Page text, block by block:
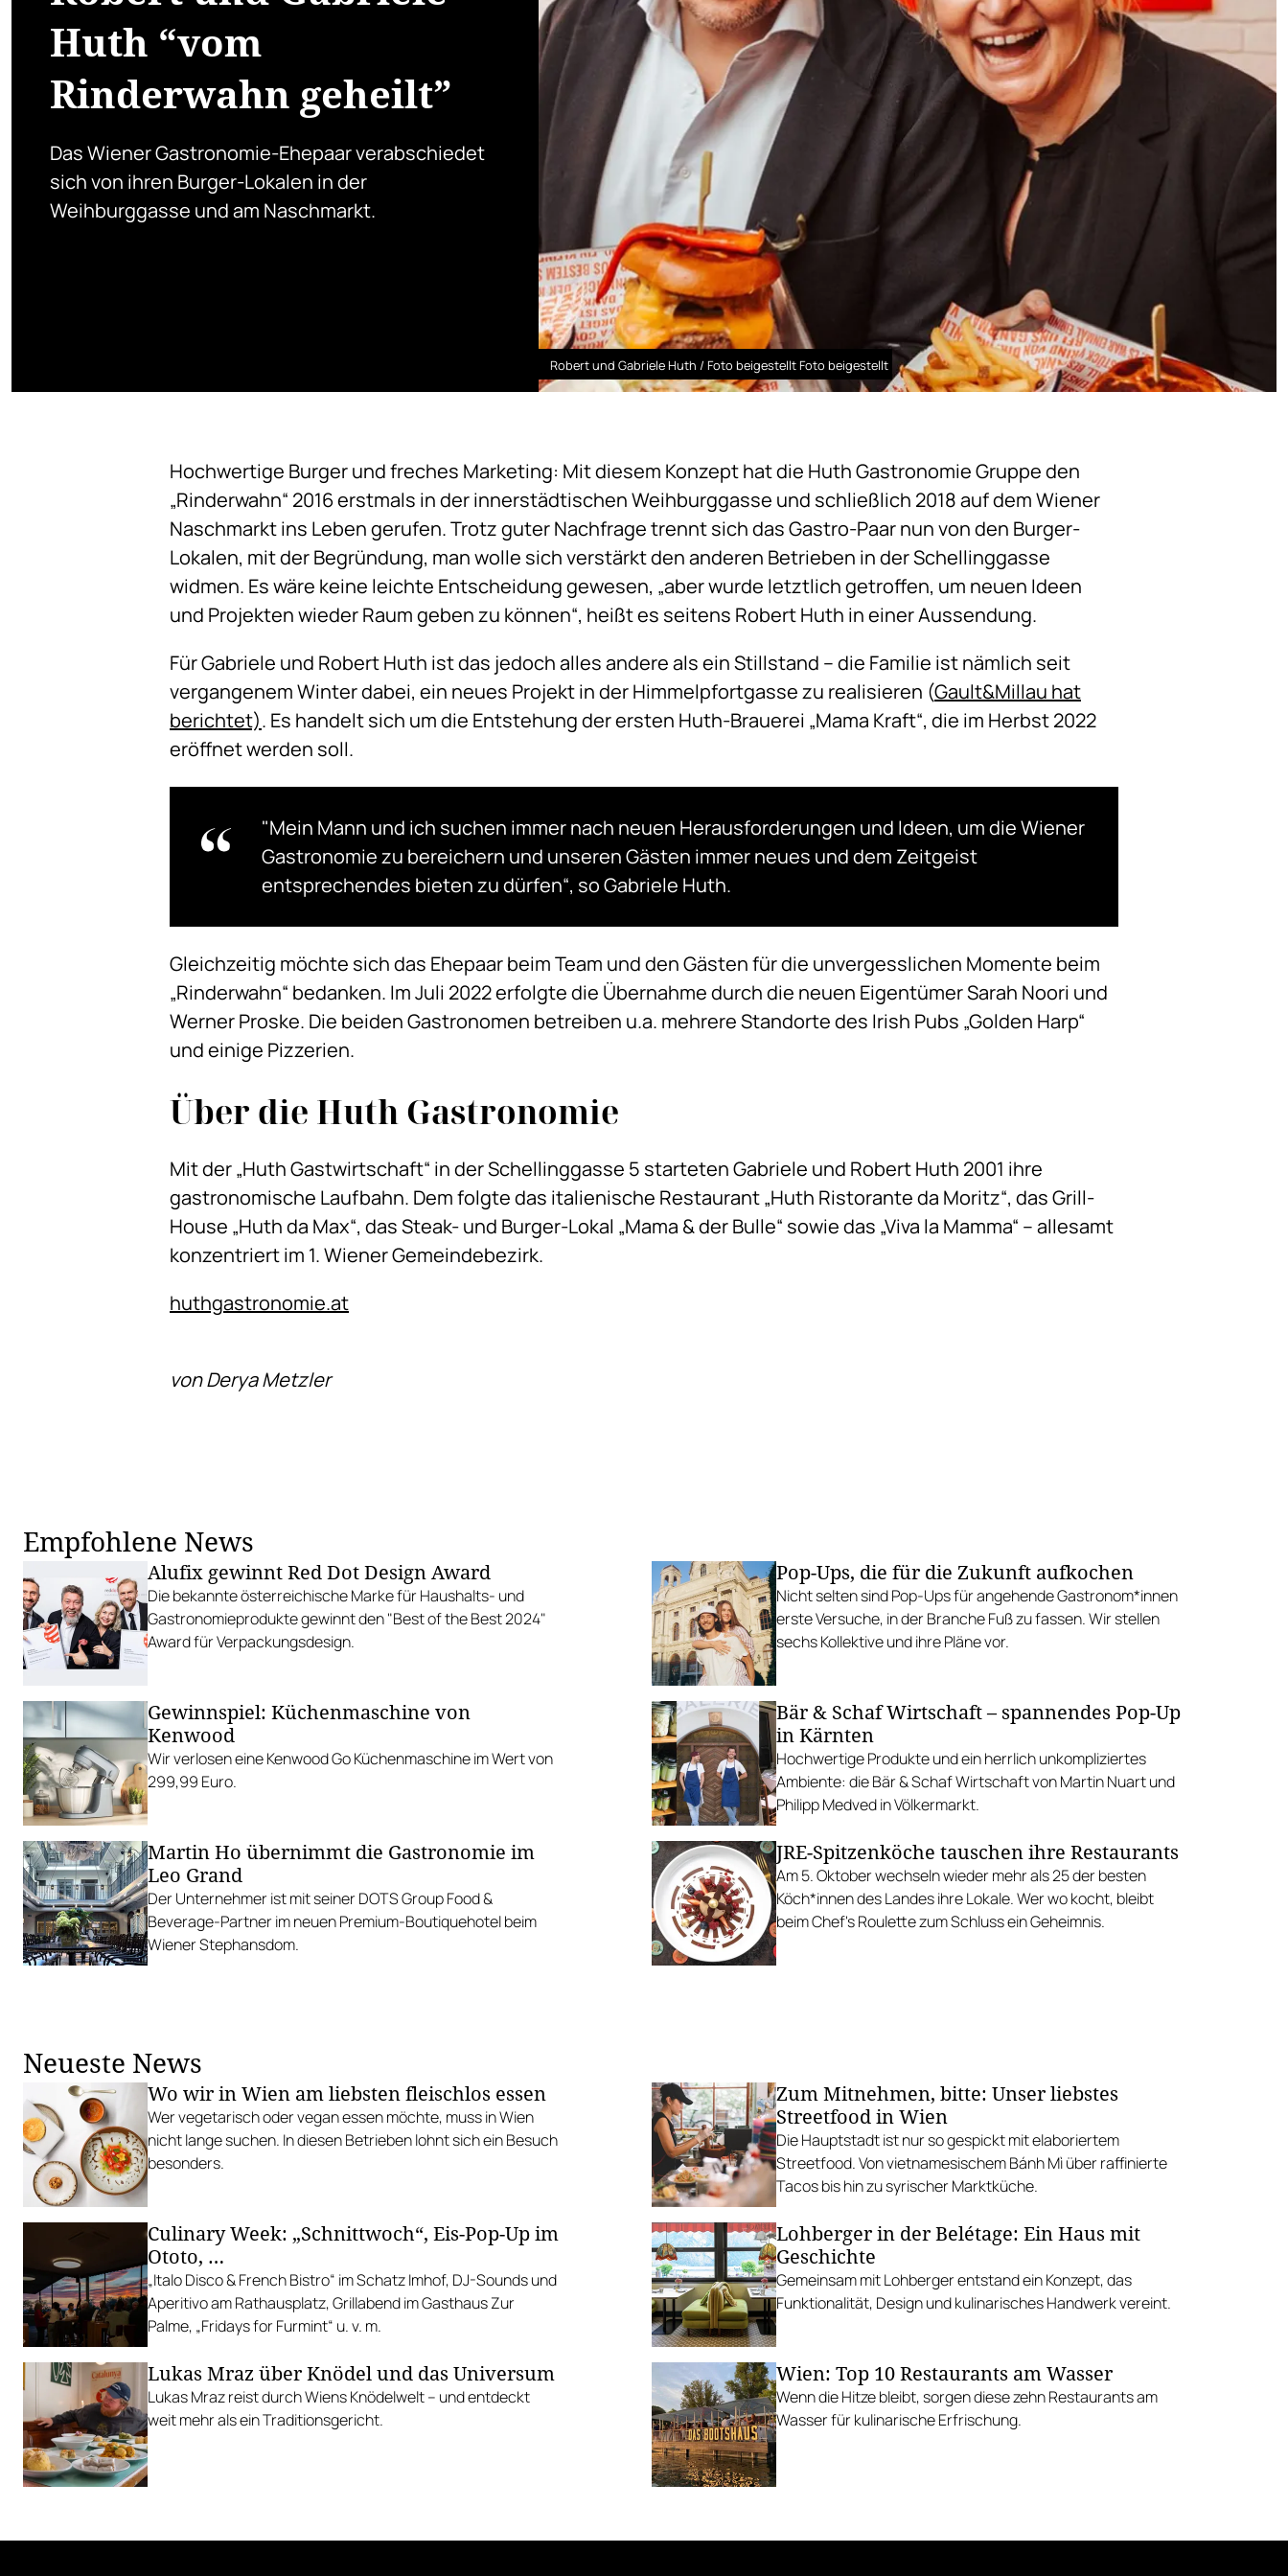
Huth “vom
Rinderwahn geheilt”
Das Wiener Gastronomie-Ehepaar verabschiedet
sich von ihren Burger-Lokalen in der
Weihburggasse und am Naschmarkt.
Robert und Gabriele Huth / Foto beigestellt Foto beigestellt
Hochwertige Burger und freches Marketing: Mit diesem Konzept hat die Huth Gastronomie Gruppe den
„Rinderwahn“ 2016 erstmals in der innerstädtischen Weihburggasse und schließlich 2018 auf dem Wiener
Naschmarkt ins Leben gerufen. Trotz guter Nachfrage trennt sich das Gastro-Paar nun von den Burger-
Lokalen, mit der Begründung, man wolle sich verstärkt den anderen Betrieben in der Schellinggasse
widmen. Es wäre keine leichte Entscheidung gewesen, „aber wurde letztlich getroffen, um neuen Ideen
und Projekten wieder Raum geben zu können“, heißt es seitens Robert Huth in einer Aussendung.
Für Gabriele und Robert Huth ist das jedoch alles andere als ein Stillstand – die Familie ist nämlich seit
vergangenem Winter dabei, ein neues Projekt in der Himmelpfortgasse zu realisieren (Gault&Millau hat
berichtet). Es handelt sich um die Entstehung der ersten Huth-Brauerei „Mama Kraft“, die im Herbst 2022
eröffnet werden soll.
"Mein Mann und ich suchen immer nach neuen Herausforderungen und Ideen, um die Wiener
Gastronomie zu bereichern und unseren Gästen immer neues und dem Zeitgeist
entsprechendes bieten zu dürfen“, so Gabriele Huth.
Gleichzeitig möchte sich das Ehepaar beim Team und den Gästen für die unvergesslichen Momente beim
„Rinderwahn“ bedanken. Im Juli 2022 erfolgte die Übernahme durch die neuen Eigentümer Sarah Noori und
Werner Proske. Die beiden Gastronomen betreiben u.a. mehrere Standorte des Irish Pubs „Golden Harp“
und einige Pizzerien.
Über die Huth Gastronomie
Mit der „Huth Gastwirtschaft“ in der Schellinggasse 5 starteten Gabriele und Robert Huth 2001 ihre
gastronomische Laufbahn. Dem folgte das italienische Restaurant „Huth Ristorante da Moritz“, das Grill-
House „Huth da Max“, das Steak- und Burger-Lokal „Mama & der Bulle“ sowie das „Viva la Mamma“ – allesamt
konzentriert im 1. Wiener Gemeindebezirk.
huthgastronomie.at
von Derya Metzler
Empfohlene News
Alufix gewinnt Red Dot Design Award
Die bekannte österreichische Marke für Haushalts- und
Gastronomieprodukte gewinnt den "Best of the Best 2024"
Award für Verpackungsdesign.
Pop-Ups, die für die Zukunft aufkochen
Nicht selten sind Pop-Ups für angehende Gastronom*innen
erste Versuche, in der Branche Fuß zu fassen. Wir stellen
sechs Kollektive und ihre Pläne vor.
Gewinnspiel: Küchenmaschine von
Kenwood
Wir verlosen eine Kenwood Go Küchenmaschine im Wert von
299,99 Euro.
Bär & Schaf Wirtschaft – spannendes Pop-Up
in Kärnten
Hochwertige Produkte und ein herrlich unkompliziertes
Ambiente: die Bär & Schaf Wirtschaft von Martin Nuart und
Philipp Medved in Völkermarkt.
Martin Ho übernimmt die Gastronomie im
Leo Grand
Der Unternehmer ist mit seiner DOTS Group Food &
Beverage-Partner im neuen Premium-Boutiquehotel beim
Wiener Stephansdom.
JRE-Spitzenköche tauschen ihre Restaurants
Am 5. Oktober wechseln wieder mehr als 25 der besten
Köch*innen des Landes ihre Lokale. Wer wo kocht, bleibt
beim Chef's Roulette zum Schluss ein Geheimnis.
Neueste News
Wo wir in Wien am liebsten fleischlos essen
Wer vegetarisch oder vegan essen möchte, muss in Wien
nicht lange suchen. In diesen Betrieben lohnt sich ein Besuch
besonders.
Zum Mitnehmen, bitte: Unser liebstes
Streetfood in Wien
Die Hauptstadt ist nur so gespickt mit elaboriertem
Streetfood. Von vietnamesischem Bánh Mì über raffinierte
Tacos bis hin zu syrischer Marktküche.
Culinary Week: „Schnittwoch“, Eis-Pop-Up im
Ototo, …
„Italo Disco & French Bistro“ im Schatz Imhof, DJ-Sounds und
Aperitivo am Rathausplatz, Grillabend im Gasthaus Zur
Palme, „Fridays for Furmint“ u. v. m.
Lohberger in der Belétage: Ein Haus mit
Geschichte
Gemeinsam mit Lohberger entstand ein Konzept, das
Funktionalität, Design und kulinarisches Handwerk vereint.
Lukas Mraz über Knödel und das Universum
Lukas Mraz reist durch Wiens Knödelwelt – und entdeckt
weit mehr als ein Traditionsgericht.
Wien: Top 10 Restaurants am Wasser
Wenn die Hitze bleibt, sorgen diese zehn Restaurants am
Wasser für kulinarische Erfrischung.